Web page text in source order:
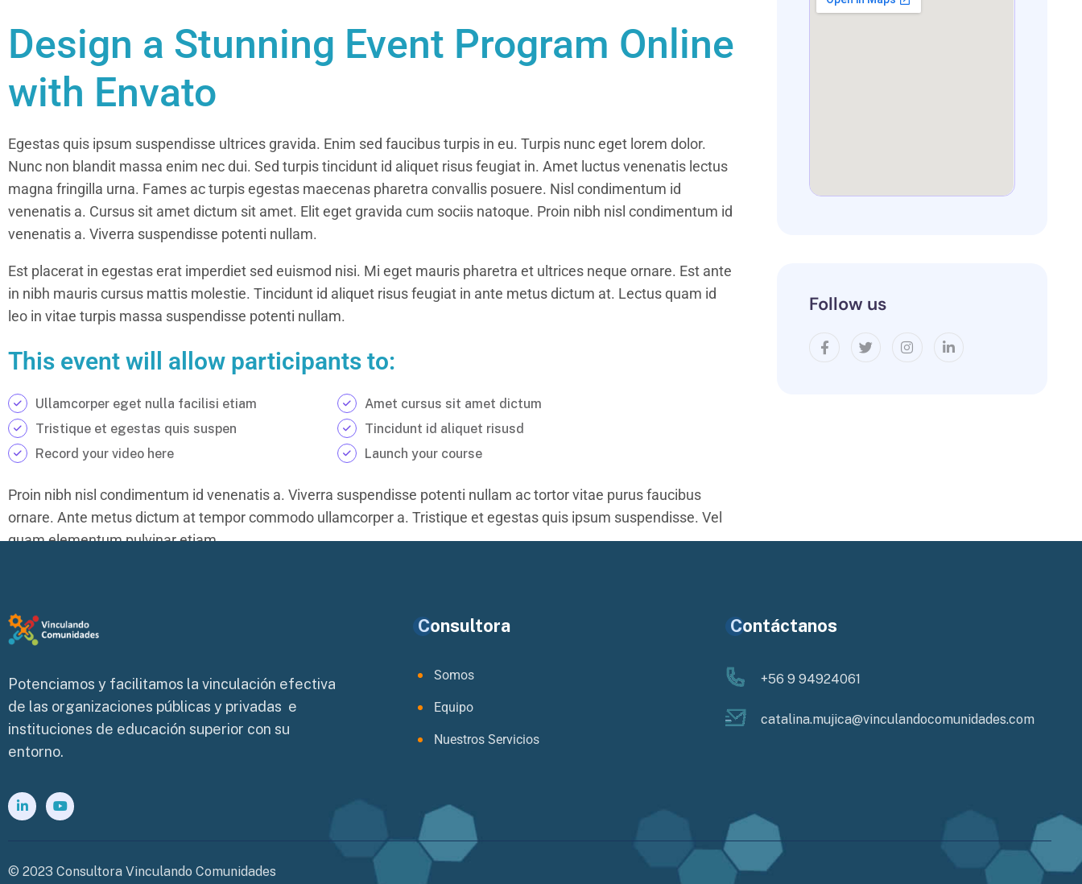
Design a Stunning Event Program Online
with Envato
Egestas quis ipsum suspendisse ultrices gravida. Enim sed faucibus turpis in eu. Turpis nunc eget lorem dolor.
Nunc non blandit massa enim nec dui. Sed turpis tincidunt id aliquet risus feugiat in. Amet luctus venenatis lectus
magna fringilla urna. Fames ac turpis egestas maecenas pharetra convallis posuere. Nisl condimentum id
venenatis a. Cursus sit amet dictum sit amet. Elit eget gravida cum sociis natoque. Proin nibh nisl condimentum id
venenatis a. Viverra suspendisse potenti nullam.
Est placerat in egestas erat imperdiet sed euismod nisi. Mi eget mauris pharetra et ultrices neque ornare. Est ante
in nibh mauris cursus mattis molestie. Tincidunt id aliquet risus feugiat in ante metus dictum at. Lectus quam id
leo in vitae turpis massa suspendisse potenti nullam.
This event will allow participants to:
Ullamcorper eget nulla facilisi etiam
Tristique et egestas quis suspen
Record your video here
Amet cursus sit amet dictum
Tincidunt id aliquet risusd
Launch your course
Proin nibh nisl condimentum id venenatis a. Viverra suspendisse potenti nullam ac tortor vitae purus faucibus
ornare. Ante metus dictum at tempor commodo ullamcorper a. Tristique et egestas quis ipsum suspendisse. Vel
quam elementum pulvinar etiam.
Follow us
Potenciamos y facilitamos la vinculación efectiva
de las organizaciones públicas y privadas e
instituciones de educación superior con su
entorno.
Consultora
Somos
Equipo
Nuestros Servicios
Contáctanos
+56 9 94924061
catalina.mujica@vinculandocomunidades.com
© 2023 Consultora Vinculando Comunidades